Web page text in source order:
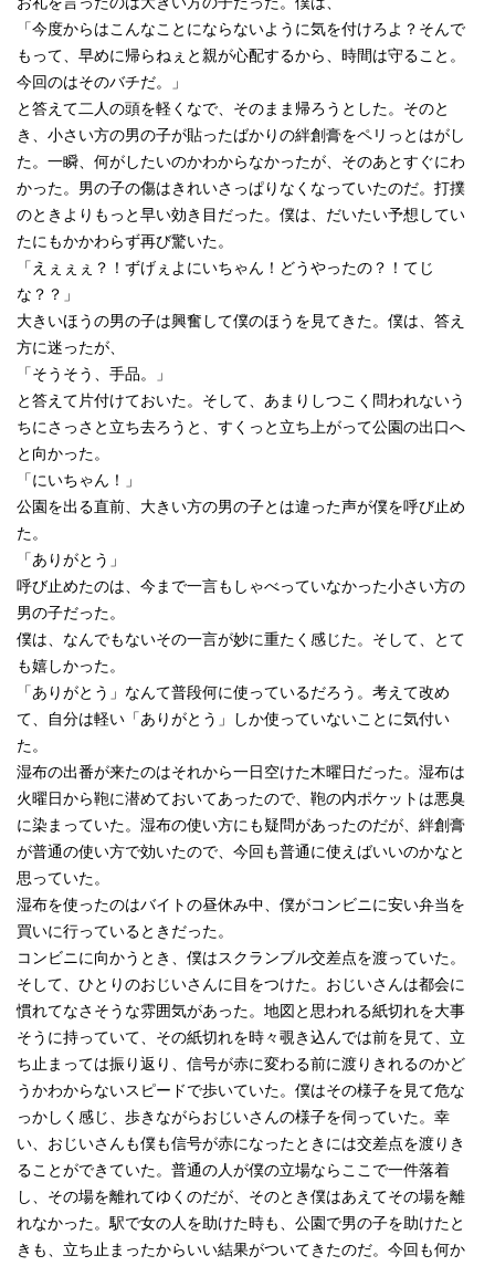
「今度からはこんなことにならないように気を付けろよ？そんで
もって、早めに帰らねぇと親が心配するから、時間は守ること。
今回のはそのバチだ。」
と答えて二人の頭を軽くなで、そのまま帰ろうとした。そのと
き、小さい方の男の子が貼ったばかりの絆創膏をペリっとはがし
た。一瞬、何がしたいのかわからなかったが、そのあとすぐにわ
かった。男の子の傷はきれいさっぱりなくなっていたのだ。打撲
のときよりもっと早い効き目だった。僕は、だいたい予想してい
たにもかかわらず再び驚いた。
「えぇぇぇ？！ずげぇよにいちゃん！どうやったの？！てじ
な？？」
大きいほうの男の子は興奮して僕のほうを見てきた。僕は、答え
方に迷ったが、
「そうそう、手品。」
と答えて片付けておいた。そして、あまりしつこく問われないう
ちにさっさと立ち去ろうと、すくっと立ち上がって公園の出口へ
と向かった。
「にいちゃん！」
公園を出る直前、大きい方の男の子とは違った声が僕を呼び止め
た。
「ありがとう」
呼び止めたのは、今まで一言もしゃべっていなかった小さい方の
男の子だった。
僕は、なんでもないその一言が妙に重たく感じた。そして、とて
も嬉しかった。
「ありがとう」なんて普段何に使っているだろう。考えて改め
て、自分は軽い「ありがとう」しか使っていないことに気付い
た。
湿布の出番が来たのはそれから一日空けた木曜日だった。湿布は
火曜日から鞄に潜めておいてあったので、鞄の内ポケットは悪臭
に染まっていた。湿布の使い方にも疑問があったのだが、絆創膏
が普通の使い方で効いたので、今回も普通に使えばいいのかなと
思っていた。
湿布を使ったのはバイトの昼休み中、僕がコンビニに安い弁当を
買いに行っているときだった。
コンビニに向かうとき、僕はスクランブル交差点を渡っていた。
そして、ひとりのおじいさんに目をつけた。おじいさんは都会に
慣れてなさそうな雰囲気があった。地図と思われる紙切れを大事
そうに持っていて、その紙切れを時々覗き込んでは前を見て、立
ち止まっては振り返り、信号が赤に変わる前に渡りきれるのかど
うかわからないスピードで歩いていた。僕はその様子を見て危な
っかしく感じ、歩きながらおじいさんの様子を伺っていた。幸
い、おじいさんも僕も信号が赤になったときには交差点を渡りき
ることができていた。普通の人が僕の立場ならここで一件落着
し、その場を離れてゆくのだが、そのとき僕はあえてその場を離
れなかった。駅で女の人を助けた時も、公園で男の子を助けたと
きも、立ち止まったからいい結果がついてきたのだ。今回も何か